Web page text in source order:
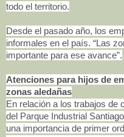
todo el territorio.
Desde el pasado año, los
informales en el país. “Las
importante para ese avance”.
Atenciones para hijos de
zonas aledañas
En relación a los trabajos de
del Parque Industrial
una importancia de primer